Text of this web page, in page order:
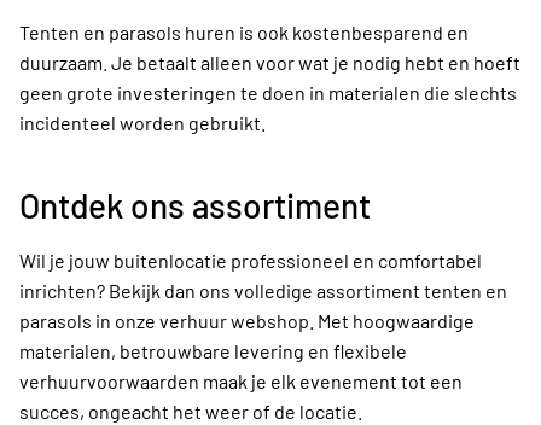
Tenten en parasols huren is ook kostenbesparend en
duurzaam. Je betaalt alleen voor wat je nodig hebt en hoeft
geen grote investeringen te doen in materialen die slechts
incidenteel worden gebruikt.
Ontdek ons assortiment
Wil je jouw buitenlocatie professioneel en comfortabel
inrichten? Bekijk dan ons volledige assortiment tenten en
parasols in onze verhuur webshop. Met hoogwaardige
materialen, betrouwbare levering en flexibele
verhuurvoorwaarden maak je elk evenement tot een
succes, ongeacht het weer of de locatie.